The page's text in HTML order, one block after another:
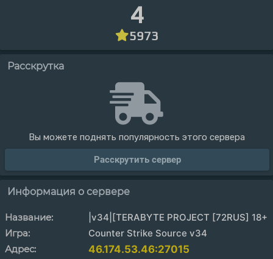
4
5973
Расскрутка
Вы можете поднять популярность этого сервера
Расскрутить сервер
Информация о сервере
Название:
|v34|[TERABYTE PROJECT [72RUS] 18+
Игра:
Counter Strike Source v34
Адрес:
46.174.53.46:27015